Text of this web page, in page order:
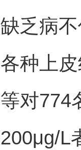
缺乏病
各种上
等对774
200μg/L